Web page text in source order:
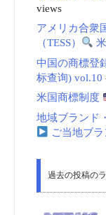
views
アメリカ合衆
（TESS）
中国の商標登
标查询) vol.10
米国商標制度
地域ブランド
ご当地ブ
過去の投稿の